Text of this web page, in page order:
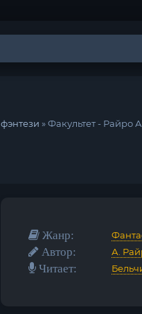
» Факультет - Райро А.
Жанр:
Автор: А.
Читает: